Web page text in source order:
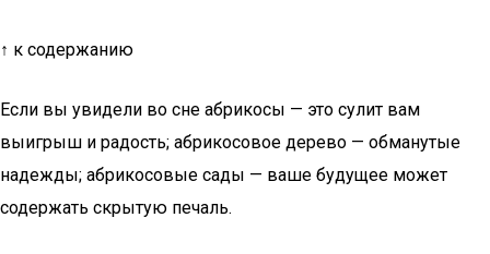
↑ к содержанию
Если вы увидели во сне абрикосы — это сулит вам
выигрыш и радость; абрикосовое дерево — обманутые
надежды; абрикосовые сады — ваше будущее может
содержать скрытую печаль.